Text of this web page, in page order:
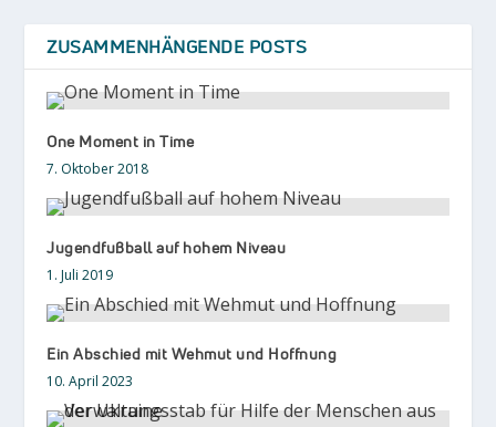
ZUSAMMENHÄNGENDE POSTS
One Moment in Time
7. Oktober 2018
Jugendfußball auf hohem Niveau
1. Juli 2019
Ein Abschied mit Wehmut und Hoffnung
10. April 2023